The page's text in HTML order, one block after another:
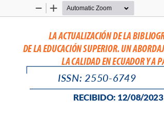
Zoom
Zoom
ISSN: 2550-6749
RECIBIDO: 12/08/2023
LA ACTUALIZACIÓN DE LA
DE LA EDUCACIÓN SUPERIOR. UN
LA CALIDAD EN ECUADOR Y A